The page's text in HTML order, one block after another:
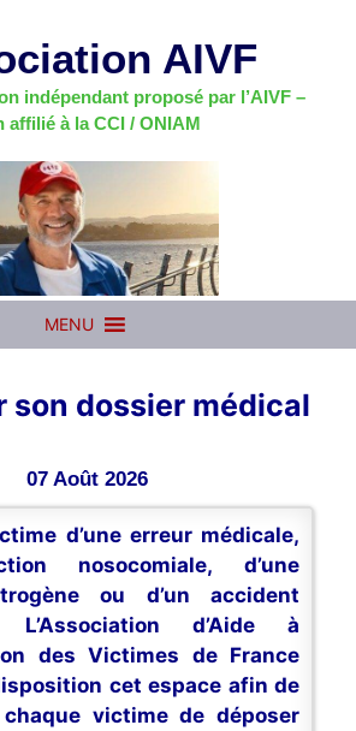
AIVF
indépendant proposé par l’AIVF –
affilié à la CCI / ONIAM
MENU
son dossier médical
07 Août 2026
d’une erreur médicale,
nosocomiale, d’une
ou d’un accident
d’Aide à
des Victimes de France
cet espace afin de
victime de déposer